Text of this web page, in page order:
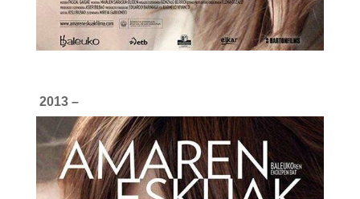
2013 –